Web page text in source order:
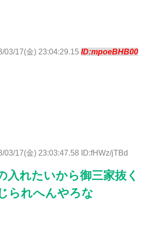
03/17(金) 23:04:29.15 ID:mpoeBHB00
03/17(金) 23:03:47.58 ID:fHWz/jTBd
入れたいから御三家抜く
られへんやろな